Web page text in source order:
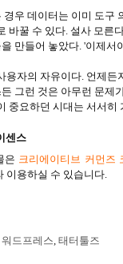
우 데이터는 이미 도구
바꿀 수 있다. 설사 모른
만들어 놓았다. '이제
용자의 자유이다. 언제
그런 것은 아무런 문제
중요하던 시대는 서서히
센스
은 크리에이티브 커먼즈
이용하실 수 있습니다.
워드프레스, 태터툴즈